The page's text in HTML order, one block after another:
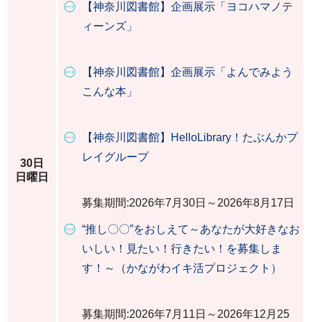
30日
日曜日
【神奈川図書館】企画展示「ヨコハマノテ
ィーンズ」
【神奈川図書館】企画展示「よんでみよう
こんな本」
【神奈川図書館】HelloLibrary！たぶんかプ
レイグループ
募集期間:2026年7月30日～2026年8月17日
“推し〇〇”をおしえて～あなたが大好きなお
いしい！見たい！行きたい！を募集しま
す！～（かながわイキ活プロジェクト）
募集期間:2026年7月11日～2026年12月25